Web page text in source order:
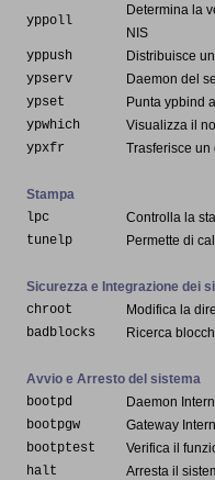
yppoll
Determina la
NIS
yppush
Distribuisce
ypserv
Daemon del
ypset
Punta ypbind
ypwhich
Visualizza il
ypxfr
Trasferisce un
Stampa
lpc
Controlla la
tunelp
Permette di
Sicurezza e Integrazione dei
chroot
Modifica la
badblocks
Ricerca
Avvio e Arresto del sistema
bootpd
Daemon
bootpgw
Gateway
bootptest
Verifica il
halt
Arresta il